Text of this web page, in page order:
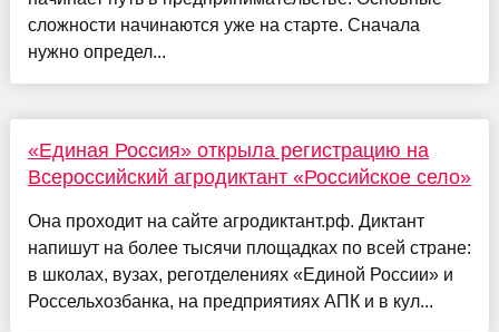
сложности начинаются уже на старте. Сначала
нужно определ...
«Единая Россия» открыла регистрацию на
Всероссийский агродиктант «Российское село»
Она проходит на сайте агродиктант.рф. Диктант
напишут на более тысячи площадках по всей стране:
в школах, вузах, реготделениях «Единой России» и
Россельхозбанка, на предприятиях АПК и в кул...